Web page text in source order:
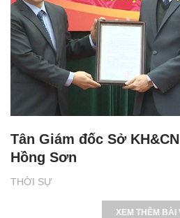
THỜI SỰ
Tân Giám đốc Sở
Hồng Sơn
XEM THÊM BÀI